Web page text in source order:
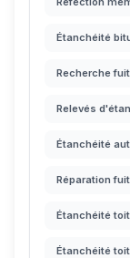
Étanchéité
Recherche
Relevés
Étanchéité
Réparation
Étanchéité
Étanchéité